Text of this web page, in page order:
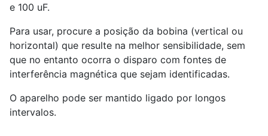
e 100 uF.
Para usar, procure a posição da bobina (vertical ou
horizontal) que resulte na melhor sensibilidade, sem
que no entanto ocorra o disparo com fontes de
interferência magnética que sejam identificadas.
O aparelho pode ser mantido ligado por longos
intervalos.